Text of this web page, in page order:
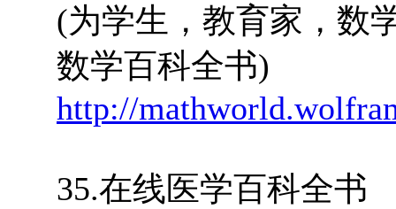
(为学生，教育家，数
数学百科全书)
http://
35.在线医学百科全书